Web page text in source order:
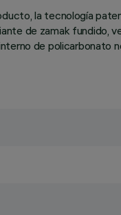
la tecnología
de zamak fundido,
de policarbonato